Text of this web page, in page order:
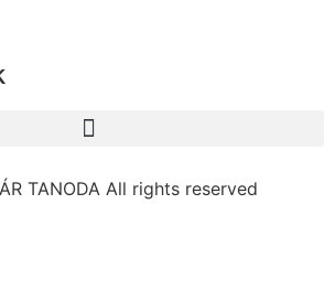
TANODA All rights reserved